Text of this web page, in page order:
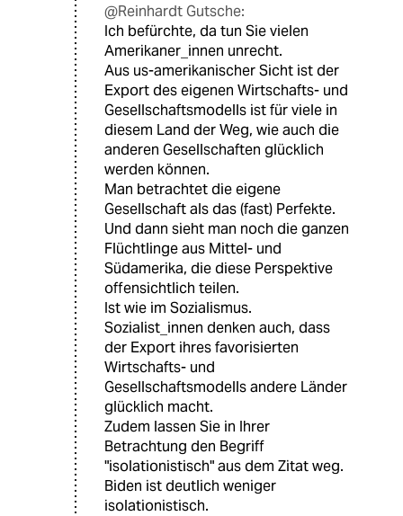
@Reinhardt Gutsche:
Ich befürchte, da tun Sie vielen
Amerikaner_innen unrecht.
Aus us-amerikanischer Sicht ist der
Export des eigenen Wirtschafts- und
Gesellschaftsmodells ist für viele in
diesem Land der Weg, wie auch die
anderen Gesellschaften glücklich
werden können.
Man betrachtet die eigene
Gesellschaft als das (fast) Perfekte.
Und dann sieht man noch die ganzen
Flüchtlinge aus Mittel- und
Südamerika, die diese Perspektive
offensichtlich teilen.
Ist wie im Sozialismus.
Sozialist_innen denken auch, dass
der Export ihres favorisierten
Wirtschafts- und
Gesellschaftsmodells andere Länder
glücklich macht.
Zudem lassen Sie in Ihrer
Betrachtung den Begriff
"isolationistisch" aus dem Zitat weg.
Biden ist deutlich weniger
isolationistisch.